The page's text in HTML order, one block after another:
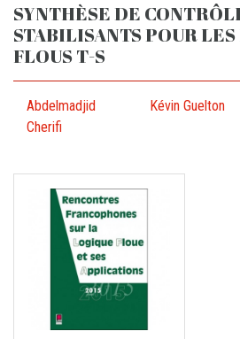
SYNTHÈSE DE
STABILISANTS POUR
FLOUS T-S
Abdelmadjid
Cherifi
Kévin Guelton